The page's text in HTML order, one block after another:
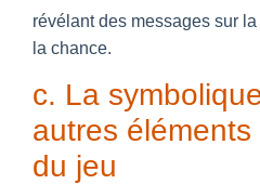
révélant des messages sur
la chance.
c. La
autres
du jeu